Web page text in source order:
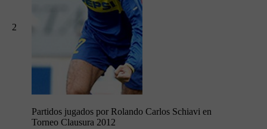
2
Partidos jugados por Rolando Carlos Schiavi en
Torneo Clausura 2012